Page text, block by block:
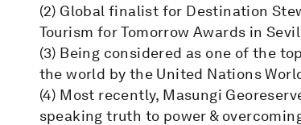
(2) Global finalist for Destination
Tourism for Tomorrow Awards in
(3) Being considered as one of the
the world by the United Nations
(4) Most recently, Masungi
speaking truth to power &